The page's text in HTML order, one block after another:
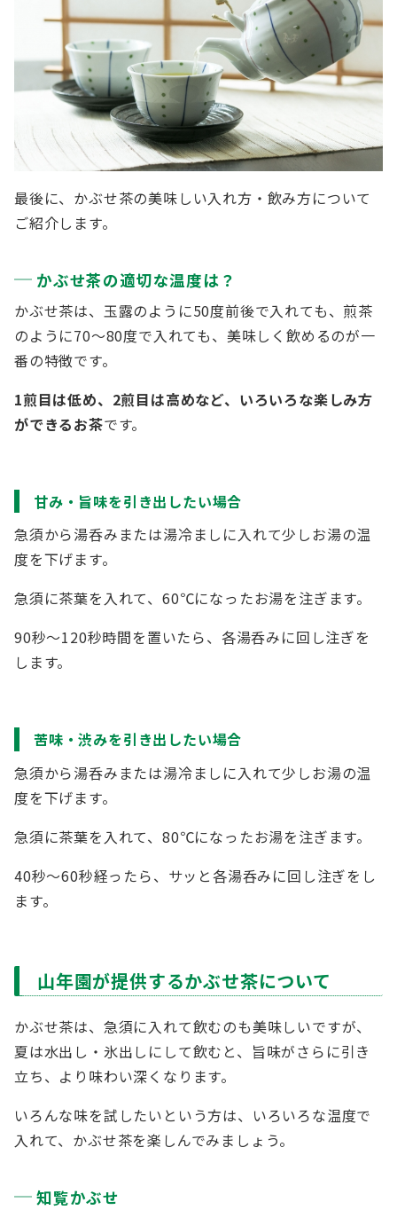
最後に、かぶせ茶の美味しい入れ方・飲み方について
ご紹介します。
かぶせ茶の適切な温度は？
かぶせ茶は、玉露のように50度前後で入れても、煎茶
のように70〜80度で入れても、美味しく飲めるのが一
番の特徴です。
1煎目は低め、2煎目は高めなど、いろいろな楽しみ方
ができるお茶です。
甘み・旨味を引き出したい場合
急須から湯呑みまたは湯冷ましに入れて少しお湯の温
度を下げます。
急須に茶葉を入れて、60℃になったお湯を注ぎます。
90秒〜120秒時間を置いたら、各湯呑みに回し注ぎを
します。
苦味・渋みを引き出したい場合
急須から湯呑みまたは湯冷ましに入れて少しお湯の温
度を下げます。
急須に茶葉を入れて、80℃になったお湯を注ぎます。
40秒〜60秒経ったら、サッと各湯呑みに回し注ぎをし
ます。
山年園が提供するかぶせ茶について
かぶせ茶は、急須に入れて飲むのも美味しいですが、
夏は水出し・氷出しにして飲むと、旨味がさらに引き
立ち、より味わい深くなります。
いろんな味を試したいという方は、いろいろな温度で
入れて、かぶせ茶を楽しんでみましょう。
知覧かぶせ